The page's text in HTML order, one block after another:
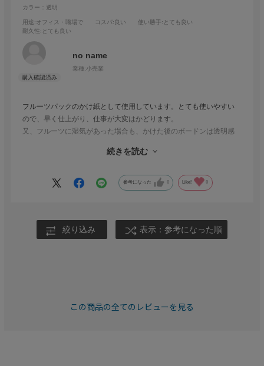
カラー：透明
用途:オフィス・職場で コスパ:良い 使い勝手 :とても良い
耐久性:とても良い
no name
業種:小売業
フルーツパックのかけ紙として使用しています。とても使いやすい
ので、早く仕上がり、仕事が大変はかどります。
又、フルーツに湿気があった場合も、かけた後のボードンは透明感
飛び出す事もないので、とても安心です。
きるので、まとめて注文しています。
続きを読む
参考になった 0 Like! 0
絞り込み 表示：参考になった順
この商品の全てのレビューを見る